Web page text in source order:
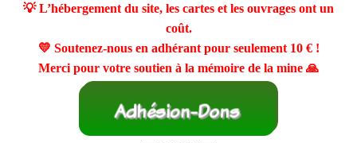
💡 L’hébergement du site, les cartes et les ouvrages ont un
coût.
💛 Soutenez-nous en adhérant pour seulement 10 €!
Merci pour votre soutien à la mémoire de la mine 🙏